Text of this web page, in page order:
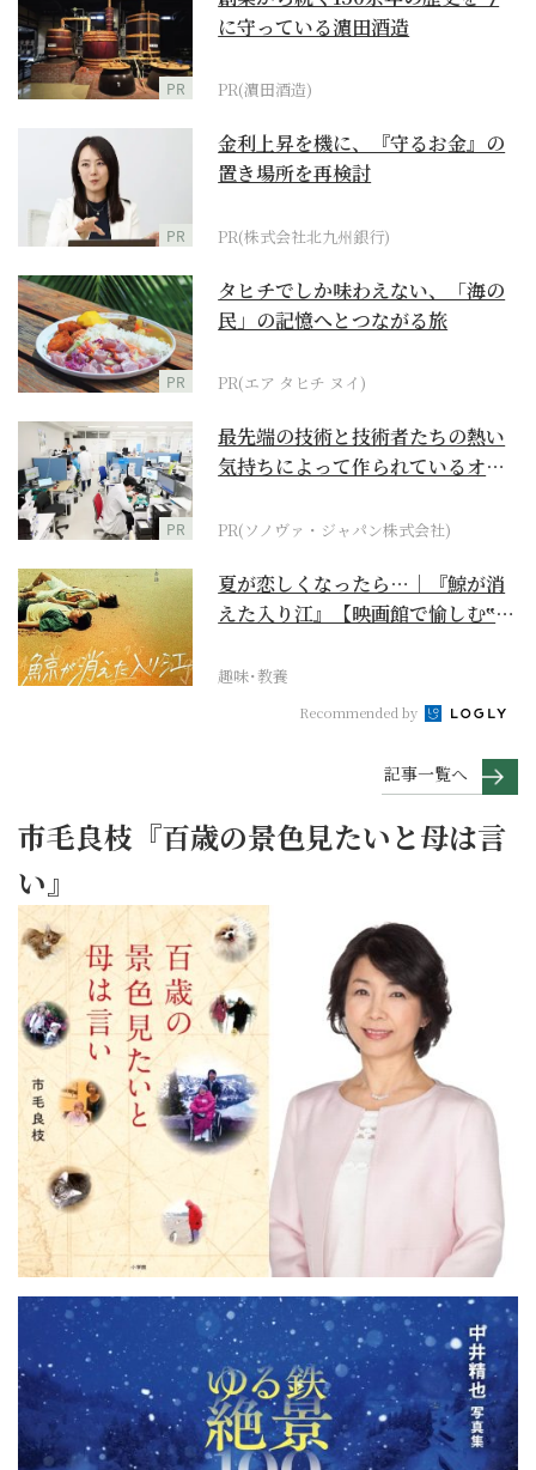
PR
に守っている濵田酒造
PR(濵田酒造)
PR
金利上昇を機に、『守るお金』の
置き場所を再検討
PR(株式会社北九州銀行)
PR
タヒチでしか味わえない、「海の
民」の記憶へとつながる旅
PR(エア タヒチ ヌイ)
PR
最先端の技術と技術者たちの熱い
気持ちによって作られているオー
PR(ソノヴァ・ジャパン株式会社)
夏が恋しくなったら…｜『鯨が消
えた入り江』【映画館で愉しむ‟ご
趣味･教養
Recommended by
記事一覧へ
市毛良枝『百歳の景色見たいと母は言
い』